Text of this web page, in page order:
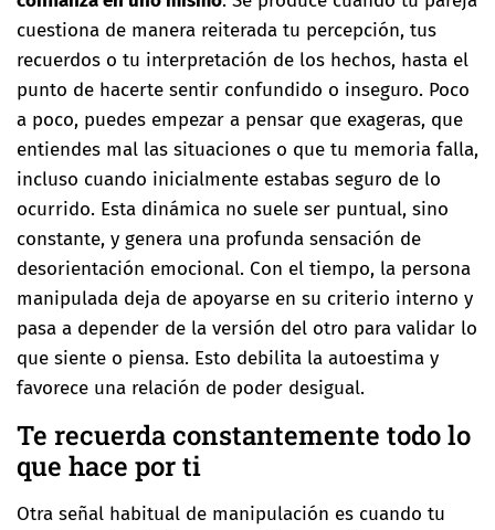
cuestiona de manera reiterada tu percepción, tus
recuerdos o tu interpretación de los hechos, hasta el
punto de hacerte sentir confundido o inseguro. Poco
a poco, puedes empezar a pensar que exageras, que
entiendes mal las situaciones o que tu memoria falla,
incluso cuando inicialmente estabas seguro de lo
ocurrido. Esta dinámica no suele ser puntual, sino
constante, y genera una profunda sensación de
desorientación emocional. Con el tiempo, la persona
manipulada deja de apoyarse en su criterio interno y
pasa a depender de la versión del otro para validar lo
que siente o piensa. Esto debilita la autoestima y
favorece una relación de poder desigual.
Te recuerda constantemente todo lo
que hace por ti
Otra señal habitual de manipulación es cuando tu